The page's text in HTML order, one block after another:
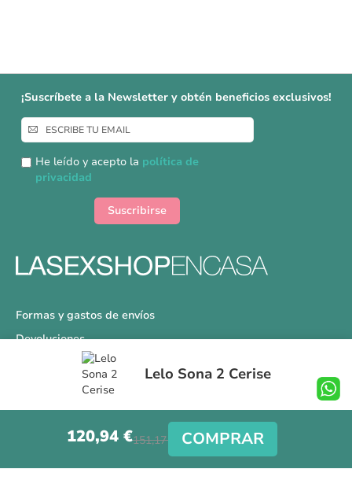
Lelo Sona 2 Cerise
120,94 €151,17 € COMPRAR
¡Suscríbete a la Newsletter y obtén beneficios exclusivos!
Inscríbase
a
nuestro
boletín
He leído y acepto la política de
privacidad
Suscribirse
Formas y gastos de envíos
Devoluciones
Información Tallas
Protección a Compradores
Nuestra Tienda
Aviso Legal
Síguenos en nuestras redes sociales